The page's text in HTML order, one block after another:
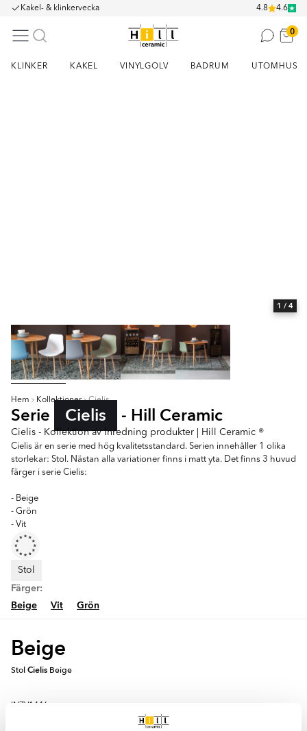
Kakel- & klinkervecka 4.8 4.6
0
KLINKER KAKEL VINYLGOLV BADRUM UTOMHUS
Hem Kollektioner Cielis
Serie Cielis - Hill Ceramic
Cielis - Kollektion av Inredning produkter | Hill Ceramic ®
Cielis är en serie med hög kvalitetsstandard. Serien innehåller 1 olika
storlekar: Stol. Nästan alla variationer finns i matt yta. Det finns 3 huvud
färger i serie Cielis:
- Beige
- Grön
- Vit
Stol
Färger:
Beige
Vit Grön
1 / 4
Beige
StolCielis Beige
INZV1446